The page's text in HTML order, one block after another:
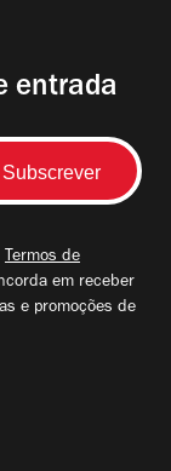
entrada
Termos de
em receber
e promoções de